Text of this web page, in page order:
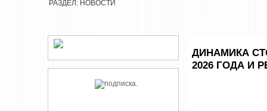
РАЗДЕЛ: НОВОСТИ
ДИНАМИКА
2026 ГОДА И